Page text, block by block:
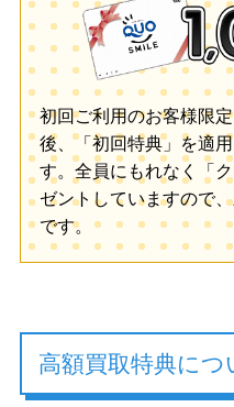
初回ご利用のお客様限
後、「初回特典」を適
す。全員にもれなく「
ゼントしていますので
です。
高額買取特典につ